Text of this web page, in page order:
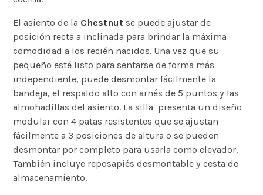
El asiento de la Chestnut se puede ajustar de
posición recta a inclinada para brindar la máxima
comodidad a los recién nacidos. Una vez que su
pequeño esté listo para sentarse de forma más
independiente, puede desmontar fácilmente la
bandeja, el respaldo alto con arnés de 5 puntos y las
almohadillas del asiento. La silla presenta un diseño
modular con 4 patas resistentes que se ajustan
fácilmente a 3 posiciones de altura o se pueden
desmontar por completo para usarla como elevador.
También incluye reposapiés desmontable y cesta de
almacenamiento.